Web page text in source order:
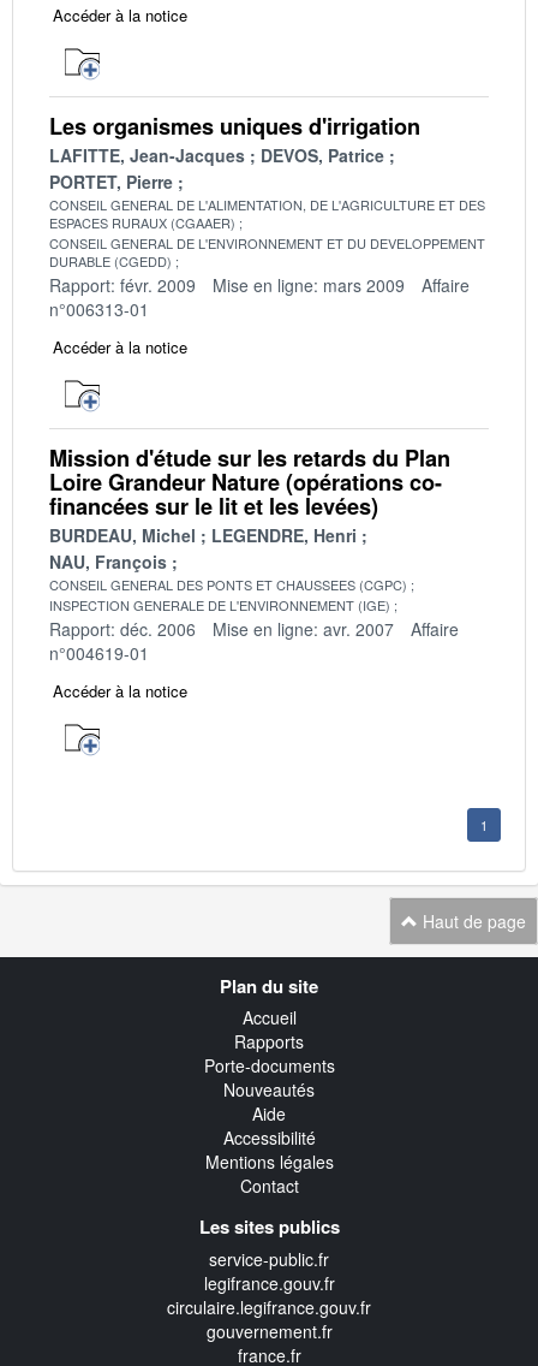
Accéder à la notice
Les organismes uniques d'irrigation
LAFITTE, Jean-Jacques
DEVOS, Patrice
PORTET, Pierre
CONSEIL GENERAL DE L'ALIMENTATION, DE L'AGRICULTURE ET DES
ESPACES RURAUX (CGAAER)
CONSEIL GENERAL DE L'ENVIRONNEMENT ET DU DEVELOPPEMENT
DURABLE (CGEDD)
Rapport: févr. 2009 Mise en ligne: mars 2009
Affaire
n°006313-01
Accéder à la notice
Mission d'étude sur les retards du Plan
Loire Grandeur Nature (opérations co-
financées sur le lit et les levées)
BURDEAU, Michel
LEGENDRE, Henri
NAU, François
CONSEIL GENERAL DES PONTS ET CHAUSSEES (CGPC)
INSPECTION GENERALE DE L'ENVIRONNEMENT (IGE)
Rapport: déc. 2006 Mise en ligne: avr. 2007
Affaire
n°004619-01
Accéder à la notice
1
Haut de page
Plan du site
Accueil
Rapports
Porte-documents
Nouveautés
Aide
Accessibilité
Mentions légales
Contact
Les sites publics
service-public.fr
legifrance.gouv.fr
circulaire.legifrance.gouv.fr
gouvernement.fr
france.fr